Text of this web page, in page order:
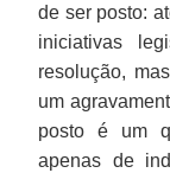
de ser posto:
iniciativas
resolução,
um
posto é um
apenas de